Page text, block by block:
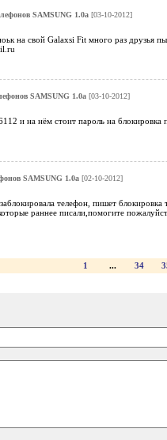
SAMSUNG 1.0a[03-10-2012]
на свой Galaxsi Fit много раз друзья
SAMSUNG 1.0a[03-10-2012]
и на нём стоит пароль на
SAMSUNG 1.0a[02-10-2012]
телефон, пишет
раннее писали,помогите
1 ... 34